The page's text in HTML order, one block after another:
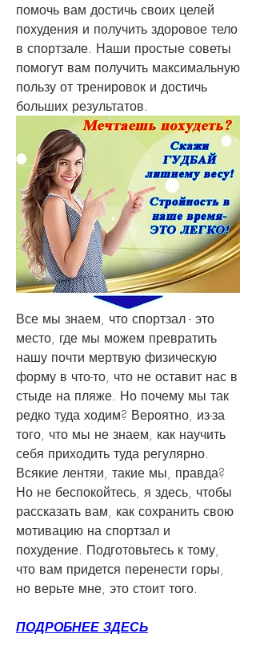
помочь вам достичь своих целей
похудения и получить здоровое тело
в спортзале. Наши простые советы
помогут вам получить максимальную
пользу от тренировок и достичь
больших результатов.
Все мы знаем, что спортзал - это
место, где мы можем превратить
нашу почти мертвую физическую
форму в что-то, что не оставит нас в
стыде на пляже. Но почему мы так
редко туда ходим? Вероятно, из-за
того, что мы не знаем, как научить
себя приходить туда регулярно.
Всякие лентяи, такие мы, правда?
Но не беспокойтесь, я здесь, чтобы
рассказать вам, как сохранить свою
мотивацию на спортзал и
похудение. Подготовьтесь к тому,
что вам придется перенести горы,
но верьте мне, это стоит того.
ПОДРОБНЕЕ ЗДЕСЬ